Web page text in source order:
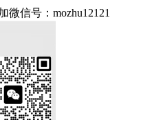
信号：mozhu12121